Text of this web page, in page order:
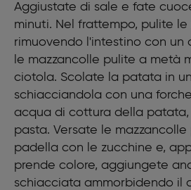
Aggiustate di sale e fate
minuti. Nel frattempo, pulite le
rimuovendo l'intestino con un
le mazzancolle pulite a metà
ciotola. Scolate la patata in
schiacciandola con una
acqua di cottura della
pasta. Versate le
padella con le zucchine e,
prende colore, aggiungete
schiacciata ammorbidendo il